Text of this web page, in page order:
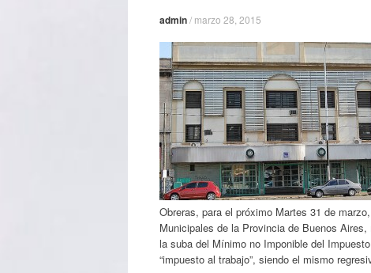
admin/ marzo 28, 2015
Obreras, para el próximo Martes 31 de
Municipales de la Provincia de Buenos
la suba del Mínimo no Imponible del
“impuesto al trabajo”, siendo el mismo